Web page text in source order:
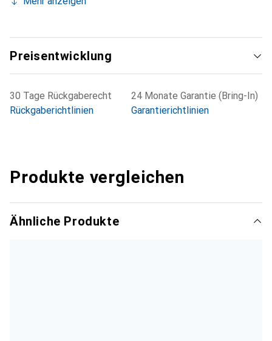
Preisentwicklung
30 Tage Rückgaberecht
Rückgaberichtlinien
24 Monate Garantie (Bring-In)
Garantierichtlinien
Produkte vergleichen
Ähnliche Produkte